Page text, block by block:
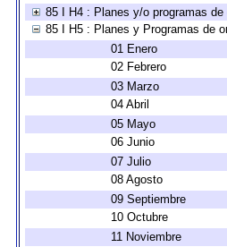
85 I H4 : Planes y/o programas de
85 I H5 : Planes y Programas de
01 Enero
02 Febrero
03 Marzo
04 Abril
05 Mayo
06 Junio
07 Julio
08 Agosto
09 Septiembre
10 Octubre
11 Noviembre